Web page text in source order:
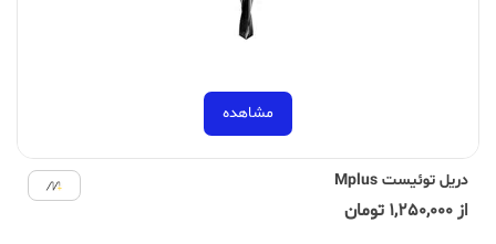
مشاهده
دریل توئیست Mplus
از 1,250,000 تومان